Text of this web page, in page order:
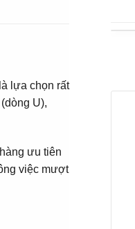
là lựa chọn rất
U),
ưu tiên
việc mượt